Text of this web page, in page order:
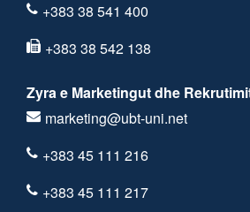
+383 38 541 400
+383 38 542 138
Zyra e Marketingut dhe
marketing@ubt-uni.net
+383 45 111 216
+383 45 111 217